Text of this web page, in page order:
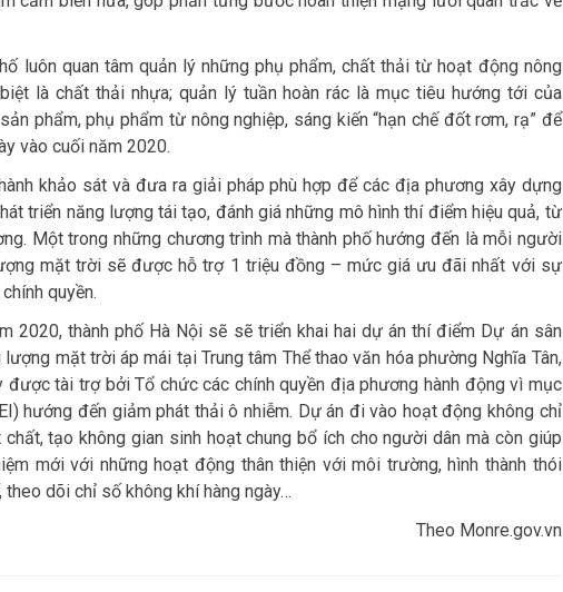
luôn quan tâm quản lý những phụ phẩm, chất thải từ hoạt động nông
là chất thải nhựa; quản lý tuần hoàn rác là mục tiêu hướng tới của
phẩm, phụ phẩm từ nông nghiệp, sáng kiến “hạn chế đốt rơm, rạ” để
vào cuối năm 2020.
khảo sát và đưa ra giải pháp phù hợp để các địa phương xây dựng
triển năng lượng tái tạo, đánh giá những mô hình thí điểm hiệu quả, từ
Một trong những chương trình mà thành phố hướng đến là mỗi người
mặt trời sẽ được hỗ trợ 1 triệu đồng – mức giá ưu đãi nhất với sự
quyền.
2020, thành phố Hà Nội sẽ sẽ triển khai hai dự án thí điểm Dự án sân
mặt trời áp mái tại Trung tâm Thể thao văn hóa phường Nghĩa Tân,
được tài trợ bởi Tổ chức các chính quyền địa phương hành động vì mục
hướng đến giảm phát thải ô nhiễm. Dự án đi vào hoạt động không chỉ
tạo không gian sinh hoạt chung bổ ích cho người dân mà còn giúp
mới với những hoạt động thân thiện với môi trường, hình thành thói
dõi chỉ số không khí hàng ngày…
Theo Monre.gov.vn